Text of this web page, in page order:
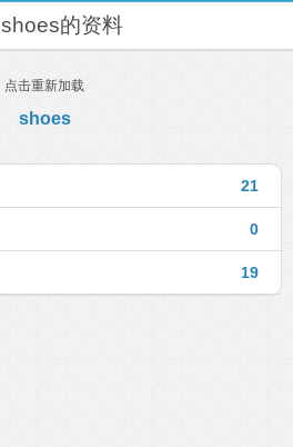
shoes的资料
点击重新加载
shoes
21
0
19